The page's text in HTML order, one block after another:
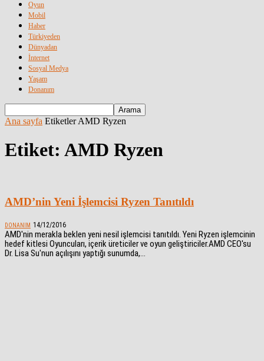
Oyun
Mobil
Haber
Türkiyeden
Dünyadan
İnternet
Sosyal Medya
Yaşam
Donanım
Ana sayfa Etiketler AMD Ryzen
Etiket: AMD Ryzen
AMD’nin Yeni İşlemcisi Ryzen Tanıtıldı
DONANIM 14/12/2016
AMD'nin merakla beklen yeni nesil işlemcisi tanıtıldı. Yeni Ryzen işlemcinin
hedef kitlesi Oyuncuları, içerik üreticiler ve oyun geliştiriciler.AMD CEO'su
Dr. Lisa Su'nun açılışını yaptığı sunumda,...